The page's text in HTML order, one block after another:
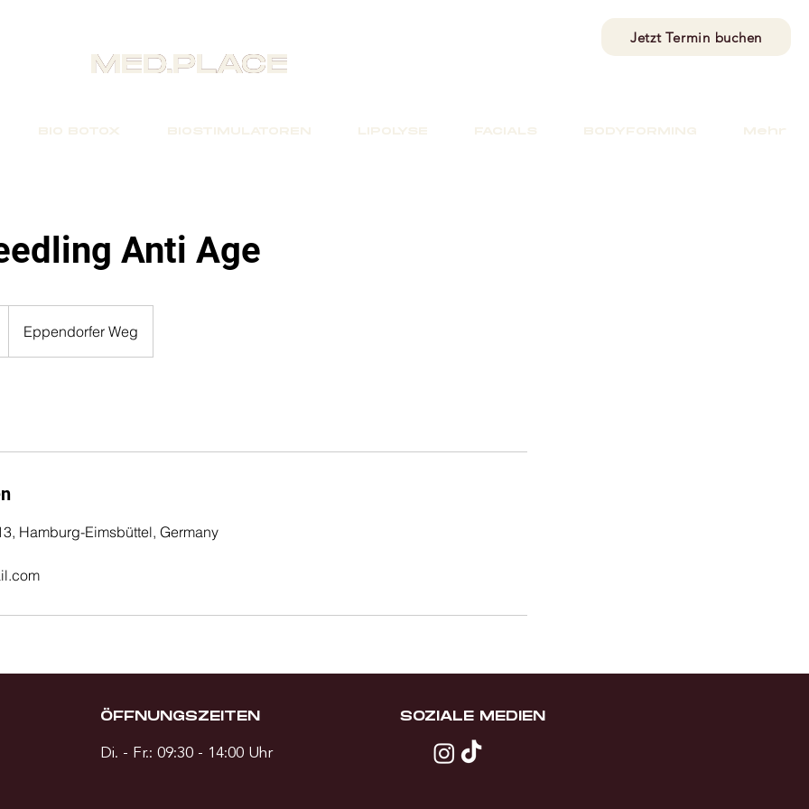
Jetzt Termin buchen
MED.PLACE
MED.PLACE
BIO BOTOX BIOSTIMULATOREN LIPOLYSE FACIALS BODYFORMING Mehr
Anti Age
Eppendorfer Weg
Hamburg-Eimsbüttel, Germany
Di. - Fr.: 09:30 - 14:00 Uhr
ÖFFNUNGSZEITEN SOZIALE MEDIEN